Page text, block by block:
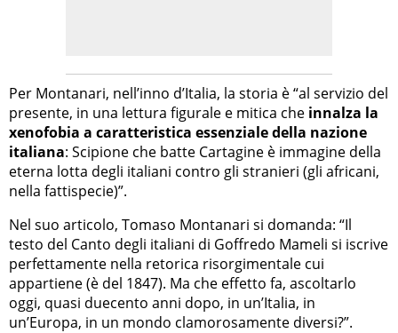
Per Montanari, nell’inno d’Italia, la storia è “al servizio del
presente, in una lettura figurale e mitica che innalza la
xenofobia a caratteristica essenziale della nazione
italiana: Scipione che batte Cartagine è immagine della
eterna lotta degli italiani contro gli stranieri (gli africani,
nella fattispecie)”.
Nel suo articolo, Tomaso Montanari si domanda: “Il
testo del Canto degli italiani di Goffredo Mameli si iscrive
perfettamente nella retorica risorgimentale cui
appartiene (è del 1847). Ma che effetto fa, ascoltarlo
oggi, quasi duecento anni dopo, in un’Italia, in
un’Europa, in un mondo clamorosamente diversi?”.